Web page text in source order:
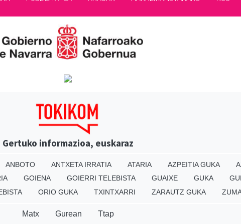
Gertuko informazioa, euskaraz
ANBOTO ANTXETA IRRATIA ATARIA AZPEITIA GUKA
GOIENA GOIERRI TELEBISTA GUAIXE GUKA
ORIO GUKA TXINTXARRI ZARAUTZ GUKA
Matx Gurean Ttap